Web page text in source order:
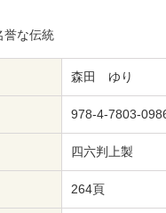
誉な伝統
森田 ゆり
978-4-7803-
四六判上製
264頁